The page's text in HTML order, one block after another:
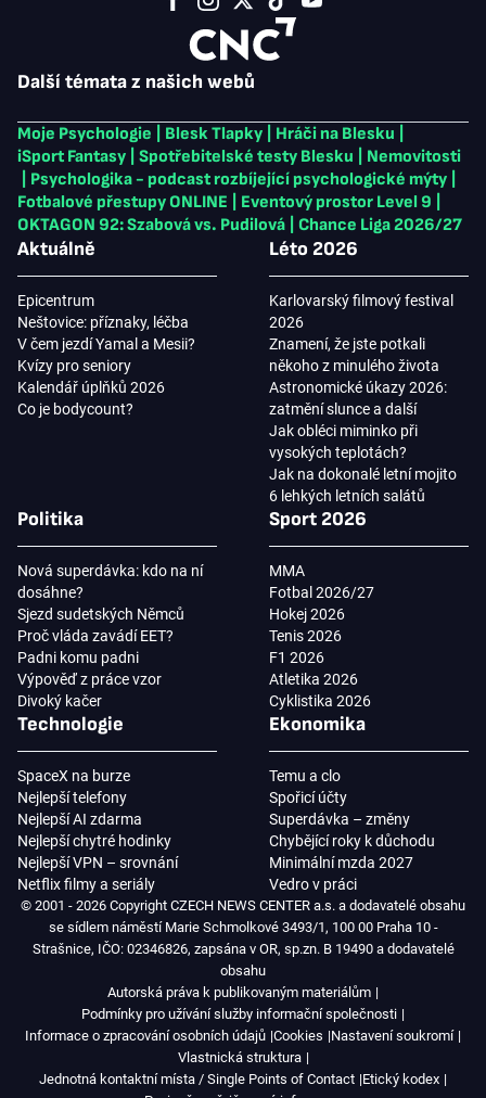
Další témata z našich webů
Moje Psychologie Blesk Tlapky Hráči na Blesku
iSport Fantasy
Spotřebitelské testy Blesku
Nemovitosti
Psychologika - podcast rozbíjející psychologické mýty
Fotbalové přestupy ONLINE
Eventový prostor Level 9
OKTAGON 92: Szabová vs. Pudilová
Chance Liga 2026/27
Aktuálně
Epicentrum
Neštovice: příznaky, léčba
V čem jezdí Yamal a Mesii?
Kvízy pro seniory
Kalendář úplňků 2026
Co je bodycount?
Léto 2026
Karlovarský filmový festival
2026
Znamení, že jste potkali
někoho z minulého života
Astronomické úkazy 2026:
zatmění slunce a další
Jak obléci miminko při
vysokých teplotách?
Jak na dokonalé letní mojito
6 lehkých letních salátů
Politika
Nová superdávka: kdo na ní
dosáhne?
Sjezd sudetských Němců
Proč vláda zavádí EET?
Padni komu padni
Výpověď z práce vzor
Divoký kačer
Sport 2026
MMA
Fotbal 2026/27
Hokej 2026
Tenis 2026
F1 2026
Atletika 2026
Cyklistika 2026
Technologie
SpaceX na burze
Nejlepší telefony
Nejlepší AI zdarma
Nejlepší chytré hodinky
Nejlepší VPN – srovnání
Netflix filmy a seriály
Ekonomika
Temu a clo
Spořicí účty
Superdávka – změny
Chybějící roky k důchodu
Minimální mzda 2027
Vedro v práci
© 2001 - 2026 Copyright CZECH NEWS CENTER a.s. a dodavatelé obsahu
se sídlem náměstí Marie Schmolkové 3493/1, 100 00 Praha 10 -
Strašnice, IČO: 02346826, zapsána v OR, sp.zn. B 19490 a dodavatelé
obsahu
Autorská práva k publikovaným materiálům
Podmínky pro užívání služby informační společnosti
Informace o zpracování osobních údajů Cookies Nastavení soukromí
Vlastnická struktura
Jednotná kontaktní místa / Single Points of Contact Etický kodex